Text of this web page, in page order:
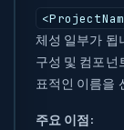
체성 일부가
구성 및 컴포넌
표적인 이름을
주요 이점: